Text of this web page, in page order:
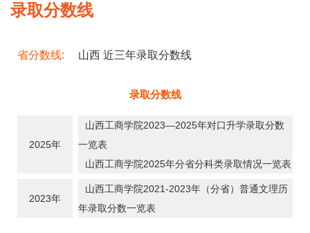
录取分数线
省分数线: 山西 近三年录取分数线
录取分数线
2025年
山西工商学院2023—2025年对口升学录取分数
一览表
山西工商学院2025年分省分科类录取情况一览表
2023年
山西工商学院2021-2023年（分省）普通文理历
年录取分数一览表